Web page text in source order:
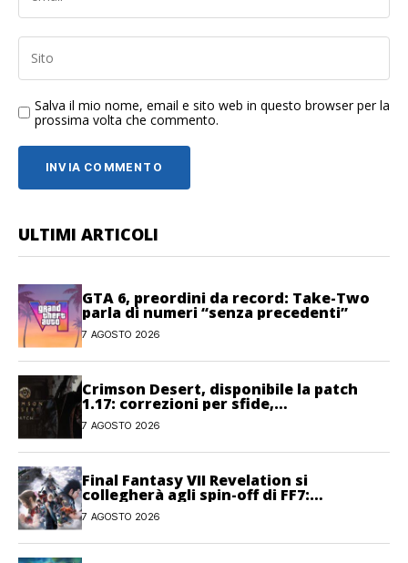
Salva il mio nome, email e sito web in questo browser per la
prossima volta che commento.
ULTIMI ARTICOLI
GTA 6, preordini da record: Take-Two
parla di numeri “senza precedenti”
7 AGOSTO 2026
Crimson Desert, disponibile la patch
1.17: correzioni per sfide,
combattimento e interfaccia
7 AGOSTO 2026
Final Fantasy VII Revelation si
collegherà agli spin-off di FF7:
Hamaguchi non si pone limiti
7 AGOSTO 2026